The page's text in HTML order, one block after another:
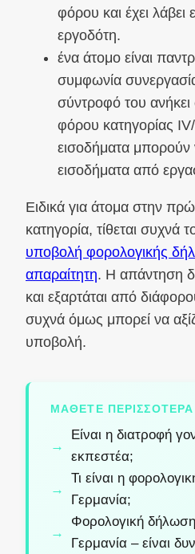
φόρου και έχει
εργοδότη.
ένα άτομο είναι
συμφωνία
σύντροφό του
φόρου κατηγορίας
εισοδήματα
εισοδήματα από
Ειδικά για άτομα στην
κατηγορία, τίθεται συχνά
υποβολή φορολογικής
απαραίτητη. Η απάντηση
και εξαρτάται από
συχνά όμως μπορεί να
υποβολή.
ΜΆΘΕΤΕ ΠΕΡΙΣΣΌΤΕΡΑ
Είναι η διατροφή
εκπεστέα;
Τι είναι η
Γερμανία;
Φορολογική δήλωση
Γερμανία – είναι